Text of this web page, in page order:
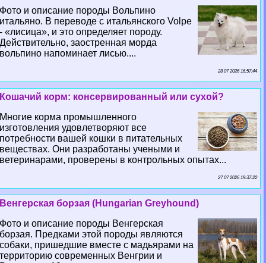
Фото и описание породы Вольпино
итальяно. В переводе с итальянского Volpe
- «лисица», и это определяет породу.
Действительно, заостренная морда
вольпино напоминает лисью....
28 07 2026 16:57:44
Кошачий корм: консервированный или сухой?
Многие корма промышленного
изготовления удовлетворяют все
потребности вашей кошки в питательных
веществах. Они разработаны учеными и
ветеринарами, проверены в контрольных опытах...
27 07 2026 19:37:22
Венгерская борзая (Hungarian Greyhound)
Фото и описание породы Венгерская
борзая. Предками этой породы являются
собаки, пришедшие вместе с мадьярами на
территорию современных Венгрии и